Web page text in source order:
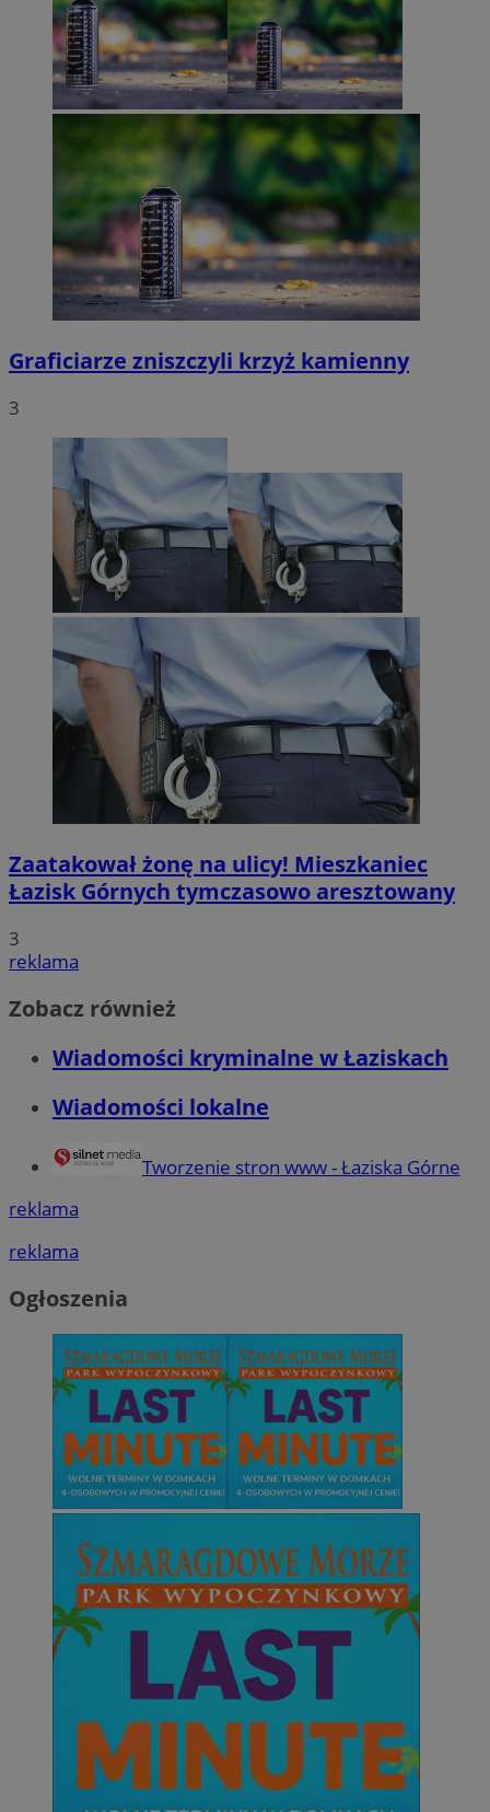
Graficiarze zniszczyli krzyż kamienny
3
Zaatakował żonę na ulicy! Mieszkaniec
Łazisk Górnych tymczasowo aresztowany
3
reklama
Zobacz również
Wiadomości kryminalne w Łaziskach
Wiadomości lokalne
Tworzenie stron www - Łaziska Górne
reklama
reklama
Ogłoszenia